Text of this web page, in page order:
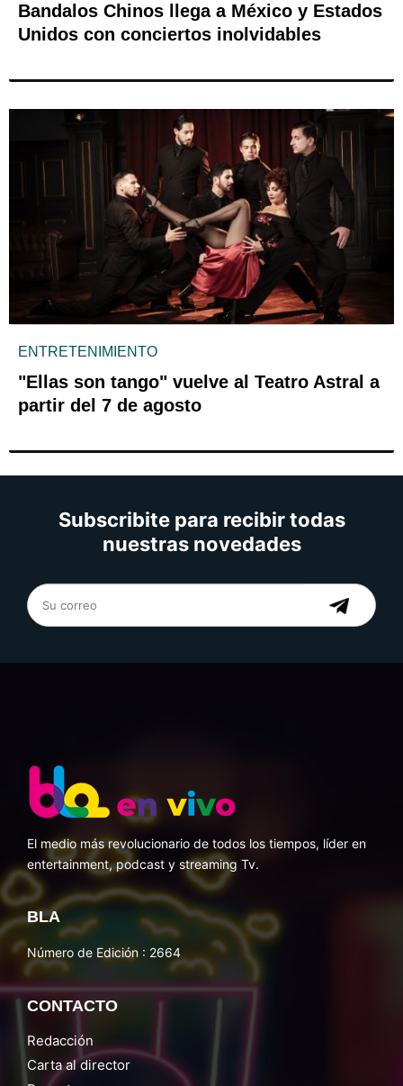
Bandalos Chinos llega a México y Estados
Unidos con conciertos inolvidables
ENTRETENIMIENTO
"Ellas son tango" vuelve al Teatro Astral a
partir del 7 de agosto
Subscribite para recibir todas
nuestras novedades
El medio más revolucionario de todos los tiempos, líder en
entertainment, podcast y streaming Tv.
BLA
Número de Edición : 2664
CONTACTO
Redacción
Carta al director